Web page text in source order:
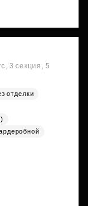
3 секция, 5
отделки